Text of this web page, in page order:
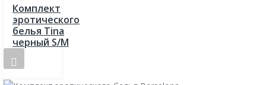
Комплект
эротического
белья Tina
черный S/M